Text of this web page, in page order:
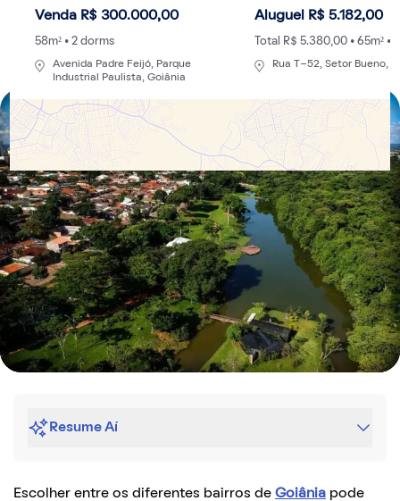
Redação- 12/09/2024 às 18:21
Atualizado: 09/03/2026 às 22:57
Resume Aí
Escolher entre os diferentes bairros de Goiânia pode
Venda R$ 300.000,00
58m² • 2 dorms
Avenida Padre Feijó, Parque
Industrial Paulista, Goiânia
Aluguel R$ 5.182,00
Total R$ 5.380,00 • 65m² •
Rua T-52, Setor Bueno,